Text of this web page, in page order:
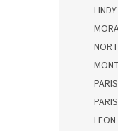
LINDY